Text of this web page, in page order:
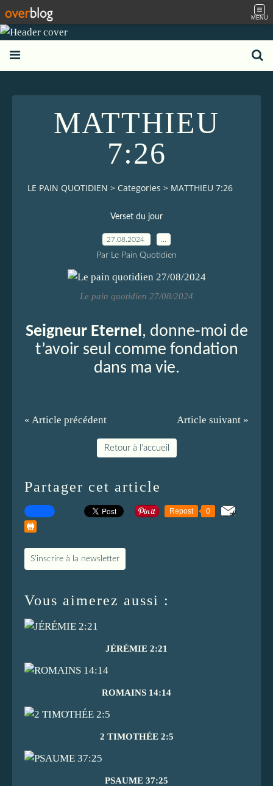
MENU
MATTHIEU
7:26
LE PAIN QUOTIDIEN > Categories > MATTHIEU 7:26
Verset du jour
27.08.2024
Par Le Pain Quotidien
Le pain quotidien 27/08/2024
Seigneur Eternel, donne-moi de
t’avoir seul comme fondation
dans ma vie.
« Article précédent Article suivant »
Retour à l'accueil
Partager cet article
Repost 0
S'inscrire à la newsletter
Vous aimerez aussi :
JÉRÉMIE 2:21
ROMAINS 14:14
2 TIMOTHÉE 2:5
PSAUME 37:25